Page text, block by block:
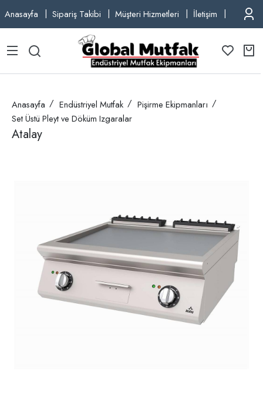
Anasayfa Sipariş Takibi Müşteri Hizmetleri İletişim TEL:
Anasayfa Endüstriyel Mutfak
Pişirme Ekipmanları
Set Üstü Pleyt ve Döküm Izgaralar
Atalay